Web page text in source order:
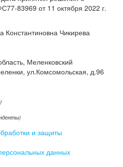
83969 от 11 октября 2022 г.
Константиновна Чикирева
Меленковский
ул.Комсомольская, д.96
и защиты
данных